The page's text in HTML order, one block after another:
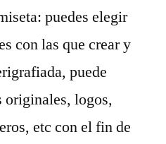
puedes elegir
con las que crear y
puede
originales, logos,
etc con el fin de